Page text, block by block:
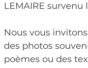
LEMAIRE survenu
Nous vous
des photos
poèmes ou des